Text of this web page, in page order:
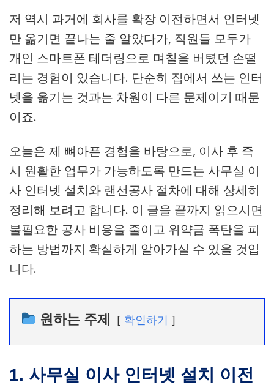
저 역시 과거에 회사를 확장 이전하면서 인터넷
만 옮기면 끝나는 줄 알았다가, 직원들 모두가
개인 스마트폰 테더링으로 며칠을 버텼던 손떨
리는 경험이 있습니다. 단순히 집에서 쓰는 인터
넷을 옮기는 것과는 차원이 다른 문제이기 때문
이죠.
오늘은 제 뼈아픈 경험을 바탕으로, 이사 후 즉
시 원활한 업무가 가능하도록 만드는 사무실 이
사 인터넷 설치와 랜선공사 절차에 대해 상세히
정리해 보려고 합니다. 이 글을 끝까지 읽으시면
불필요한 공사 비용을 줄이고 위약금 폭탄을 피
하는 방법까지 확실하게 알아가실 수 있을 것입
니다.
원하는 주제 확인하기
1. 사무실 이사 인터넷 설치 이전